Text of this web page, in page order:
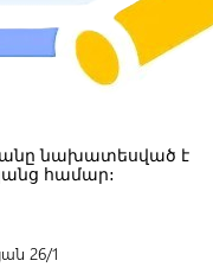
նախատեսված է
համար:
26/1